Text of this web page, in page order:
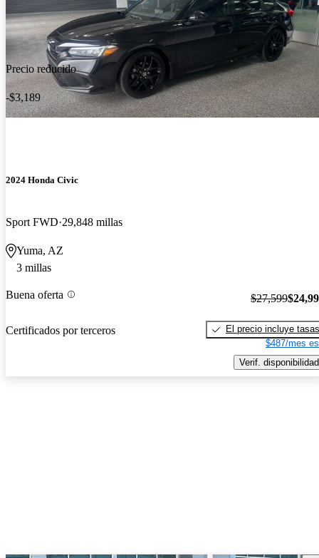
Precio reducido
-$3,189
2024 Honda Civic
Sport FWD 29,848 millas
Yuma, AZ
3 millas
Buena oferta
Certificados por terceros
$27,599
El precio incluye tasas
$487/mes
Verif. disponibilidad